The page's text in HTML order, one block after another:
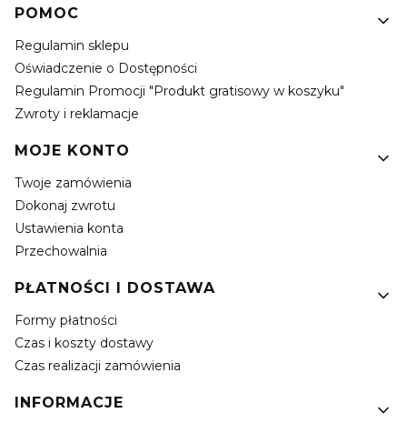
Linki w stopce
POMOC
Regulamin sklepu
Oświadczenie o Dostępności
Regulamin Promocji "Produkt gratisowy w koszyku"
Zwroty i reklamacje
MOJE KONTO
Twoje zamówienia
Dokonaj zwrotu
Ustawienia konta
Przechowalnia
PŁATNOŚCI I DOSTAWA
Formy płatności
Czas i koszty dostawy
Czas realizacji zamówienia
INFORMACJE